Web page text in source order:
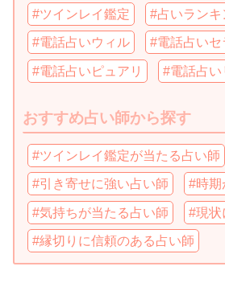
#ツインレイ鑑定 #占いランキ
#電話占いウィル #電話占いセ
#電話占いピュアリ #電話占い
おすすめ占い師から探す
#ツインレイ鑑定が当たる占い師
#引き寄せに強い占い師 #時期
#気持ちが当たる占い師 #現状
#縁切りに信頼のある占い師